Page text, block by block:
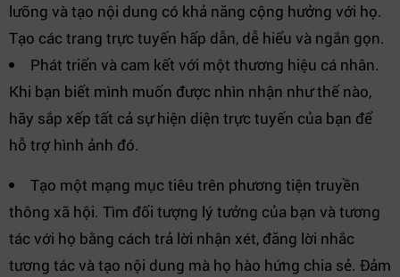
lưỡng và tạo nội dung có khả năng cộng hưởng với họ.
Tạo các trang trực tuyến hấp dẫn, dễ hiểu và ngắn gọn.
Phát triển và cam kết với một thương hiệu cá nhân.
Khi bạn biết mình muốn được nhìn nhận như thế nào,
hãy sắp xếp tất cả sự hiện diện trực tuyến của bạn để
hỗ trợ hình ảnh đó.
Tạo một mạng mục tiêu trên phương tiện truyền
thông xã hội. Tìm đối tượng lý tưởng của bạn và tương
tác với họ bằng cách trả lời nhận xét, đăng lời nhắc
tương tác và tạo nội dung mà họ hào hứng chia sẻ. Đảm